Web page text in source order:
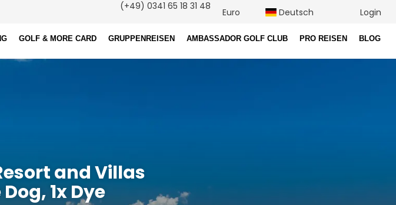
GOLF & MORE CARD GRUPPENREISEN AMBASSADOR GOLF CLUB PRO REISEN BLOG
(+49) 0341 65 18 31 48
Euro Deutsch Login
and Villas
1x Dye